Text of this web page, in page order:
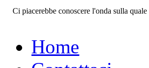
Ci piacerebbe conoscere l'onda sulla
Home